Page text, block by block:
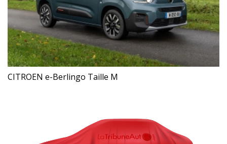
CITROEN e-Berlingo Taille M